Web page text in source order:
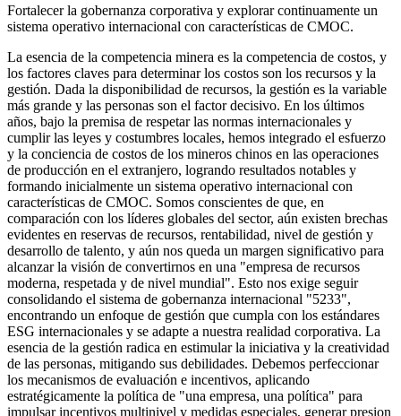
Fortalecer la gobernanza corporativa y explorar continuamente un
sistema operativo internacional con características de CMOC.
La esencia de la competencia minera es la competencia de costos, y
los factores claves para determinar los costos son los recursos y la
gestión. Dada la disponibilidad de recursos, la gestión es la variable
más grande y las personas son el factor decisivo. En los últimos
años, bajo la premisa de respetar las normas internacionales y
cumplir las leyes y costumbres locales, hemos integrado el esfuerzo
y la conciencia de costos de los mineros chinos en las operaciones
de producción en el extranjero, logrando resultados notables y
formando inicialmente un sistema operativo internacional con
características de CMOC. Somos conscientes de que, en
comparación con los líderes globales del sector, aún existen brechas
evidentes en reservas de recursos, rentabilidad, nivel de gestión y
desarrollo de talento, y aún nos queda un margen significativo para
alcanzar la visión de convertirnos en una "empresa de recursos
moderna, respetada y de nivel mundial". Esto nos exige seguir
consolidando el sistema de gobernanza internacional "5233",
encontrando un enfoque de gestión que cumpla con los estándares
ESG internacionales y se adapte a nuestra realidad corporativa. La
esencia de la gestión radica en estimular la iniciativa y la creatividad
de las personas, mitigando sus debilidades. Debemos perfeccionar
los mecanismos de evaluación e incentivos, aplicando
estratégicamente la política de "una empresa, una política" para
impulsar incentivos multinivel y medidas especiales, generar presion